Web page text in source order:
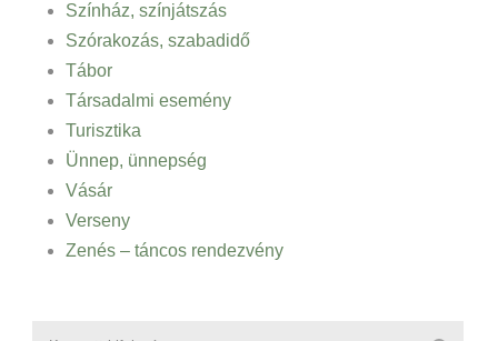
Színház, színjátszás
Szórakozás, szabadidő
Tábor
Társadalmi esemény
Turisztika
Ünnep, ünnepség
Vásár
Verseny
Zenés – táncos rendezvény